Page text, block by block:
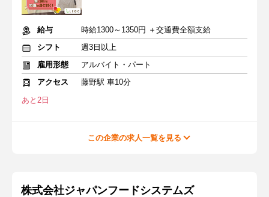
給与
時給1300～1350円 ＋交通費全額支給
シフト
週3日以上
雇用形態
アルバイト・パート
アクセス
藤野駅 車10分
あと2日
この企業の求人一覧を見る
株式会社ジャパンフードシステムズ